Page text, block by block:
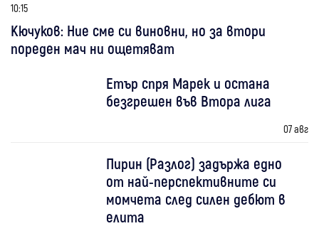
10:15
Кючуков: Ние сме си виновни, но за втори
пореден мач ни ощетяват
Етър спря Марек и остана
безгрешен във Втора лига
07 авг
Пирин (Разлог) задържа едно
от най-перспективните си
момчета след силен дебют в
елита